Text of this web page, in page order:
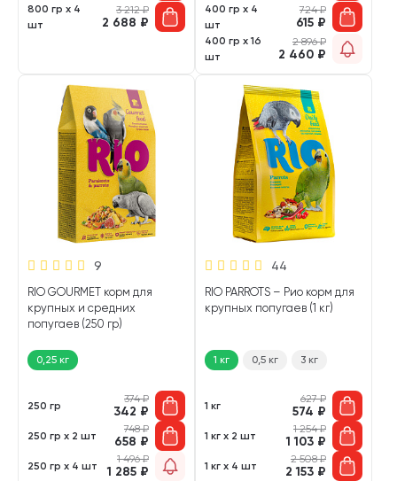
800 гр х 4
шт
3 212₽
2 688 ₽
400 гр х 4
шт
724₽
615 ₽
400 гр х 16
шт
2 896₽
2 460 ₽
9
RIO GOURMET корм для
крупных и средних
попугаев (250 гр)
0,25 кг
250 гр
374₽
342 ₽
250 гр х 2 шт
748₽
658 ₽
250 гр х 4 шт
1 496₽
1 285 ₽
44
RIO PARROTS – Рио корм для
крупных попугаев (1 кг)
1 кг 0,5 кг 3 кг
1 кг
627₽
574 ₽
1 кг х 2 шт
1 254₽
1 103 ₽
1 кг х 4 шт
2 508₽
2 153 ₽